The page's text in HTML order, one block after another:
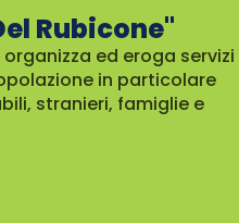
Rubicone"
ed eroga servizi
in particolare
stranieri, famiglie e